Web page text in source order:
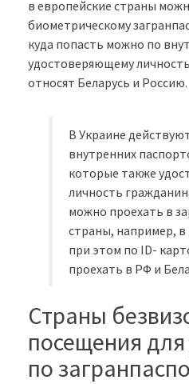
в европейские страны
биометрическому
куда попасть можно по
удостоверяющему
относят Беларусь и Россию.
В Украине
внутренних
которые также
личность
можно проехать в
страны, например,
при этом по ID-
проехать в РФ и
Страны
посещения
по